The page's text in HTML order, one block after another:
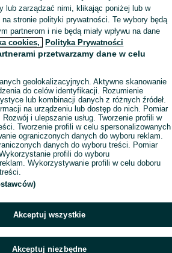
lub zarządzać nimi, klikając poniżej lub w
stronie polityki prywatności. Te wybory będą
partnerom i nie będą miały wpływu na dane
cookies, Polityka Prywatności
przetwarzamy dane w celu
geolokalizacyjnych. Aktywne skanowanie
do celów identyfikacji. Rozumienie
lub kombinacji danych z różnych źródeł.
na urządzeniu lub dostęp do nich. Pomiar
i ulepszanie usług. Tworzenie profili w
Tworzenie profili w celu spersonalizowanych
ograniczonych danych do wyboru reklam.
danych do wyboru treści. Pomiar
profili do wyboru
Wykorzystywanie profili w celu doboru
Akceptuj wszystkie
Akceptuj niezbędne